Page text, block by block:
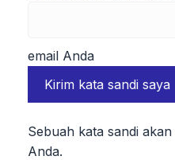
email Anda
Sebuah kata sandi
Anda.